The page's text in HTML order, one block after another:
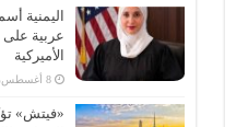
اليمنية
عربية على
الأميركية
8 أغسطس، 2026
«فيتش»